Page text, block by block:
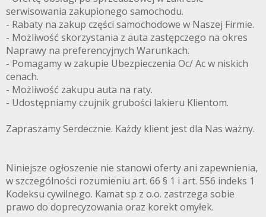
serwisowania zakupionego samochodu.
- Rabaty na zakup części samochodowe w Naszej Firmie.
- Możliwość skorzystania z auta zastępczego na okres
Naprawy na preferencyjnych Warunkach.
- Pomagamy w zakupie Ubezpieczenia Oc/ Ac w niskich
cenach.
- Możliwość zakupu auta na raty.
- Udostępniamy czujnik grubości lakieru Klientom.
Zapraszamy Serdecznie. Każdy klient jest dla Nas ważny.
Niniejsze ogłoszenie nie stanowi oferty ani zapewnienia,
w szczególności rozumieniu art. 66 § 1 i art. 556 indeks 1
Kodeksu cywilnego. Kamat sp z o.o. zastrzega sobie
prawo do doprecyzowania oraz korekt omyłek.